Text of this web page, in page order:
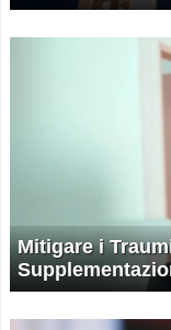
Mitigare i